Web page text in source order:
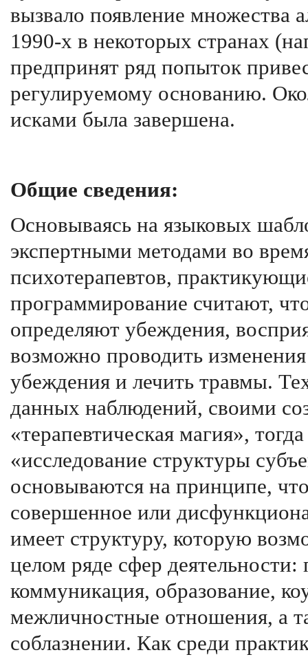
вызвало появление множества
1990-х в некоторых странах
предпринят ряд попыток
регулируемому основанию.
исками была завершена.
Общие сведения:
Основываясь на языковых
экспертными методами во
психотерапевтов,
программирование считают,
определяют убеждения,
возможно проводить
убеждения и лечить травмы.
данных наблюдений, своими
«терапевтическая магия»,
«исследование структуры
основываются на принципе,
совершенное или
имеет структуру, которую
целом ряде сфер
коммуникация, образование,
межличностные отношения, а
соблазнении. Как среди